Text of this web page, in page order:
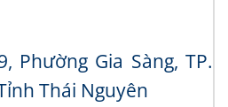
Phường Gia Sàng, TP.
Thái Nguyên